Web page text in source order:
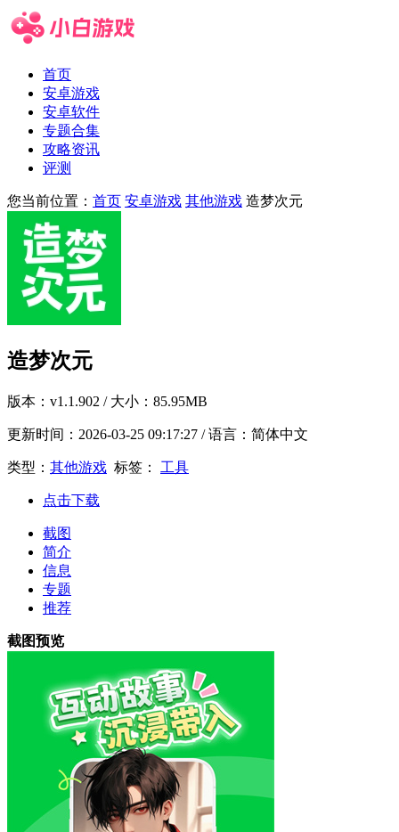
首页
安卓游戏
安卓软件
专题合集
攻略资讯
评测
您当前位置： 首页 安卓游戏 其他游戏 造梦次元
造梦次元
版本： v1.1.902 / 大小：85.95MB
更新时间： 2026-03-25 09:17:27 / 语言：简体中文
类型： 其他游戏 标签： 工具
点击下载
截图
简介
信息
专题
推荐
截图预览